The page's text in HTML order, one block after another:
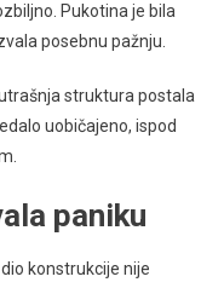
Pukotina je bila
posebnu pažnju.
struktura postala
uobičajeno, ispod
paniku
konstrukcije nije